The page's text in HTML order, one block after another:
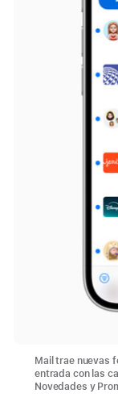
Mail trae nuevas
entrada con las
Novedades y